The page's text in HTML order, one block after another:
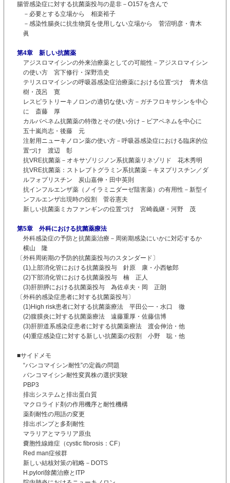
腸管感染症に対する抗菌薬投与の是非－O157を含んで
－必要とする立場から 相楽裕子
－感染性腸炎に抗生物質を使用しない立場から 菅沼明彦・青木
眞
第4章 新しい抗菌薬
アジスロマイシンの外来治療薬としての可能性－アジスロマイシン
の使い方 宮下修行・深野浩史
テリスロマイシンの呼吸器感染症治療薬における位置づけ 青木信
樹・茂呂 寛
レスピラトリーキノロンの適切な使い方－ガチフロキサシンを中心
に 斎藤 厚
カルバペネム抗菌薬の特徴とその使い分け－ビアペネムを中心に
五十嵐尚志・後藤 元
注射用ニューキノロン薬の使い方－呼吸器感染症における臨床的位
置づけ 渡辺 彰
抗VRE抗菌薬－オキサゾリジノン系抗菌薬リネゾリド 花木秀明
抗VRE抗菌薬：ストレプトグラミン系抗菌薬－キヌプリスチン／ダ
ルフォプリスチン 炭山嘉伸・田中英則
抗インフルエンザ薬（ノイラミニダーゼ阻害薬）の有用性－新型イ
ンフルエンザ出現時の役割 菅谷憲夫
新しい抗菌薬ミカファンギンの位置づけ 宮崎義継・河野 茂
第5章 外科における抗菌薬療法
外科感染症の予防と抗菌薬治療－周術期感染にいかに対応するか
横山 隆
〔外科周術期の予防的抗菌薬投与のスタンダード〕
(1)上部消化管における抗菌薬投与 針原 康・小西敏郎
(2)下部消化管における抗菌薬投与 楠 正人
(3)肝胆膵における抗菌薬投与 為佐卓夫・岡 正朗
〔外科的感染症患者に対する抗菌薬投与〕
(1)High risk患者に対する抗菌薬療法 平田公一・水口 徹
(2)腹膜炎に対する抗菌薬療法 遠藤重厚・佐藤信博
(3)肝胆道系感染症患者に対する抗菌薬療法 渡会伸治・他
(4)重症感染症に対する新しい抗菌薬の役割 小野 聡・他
■サイドメモ
“バンコマイシン耐性”の定義の問題
バンコマイシン耐性変異株の選択実験
PBP3
排出システムと排出蛋白質
マクロライド剤の作用機序と耐性機構
薬剤耐性の用語の変更
排出ポンプと多剤耐性
マラリアとマラリア原虫
嚢胞性線維症（cystic fibrosis：CF）
Red man症候群
新しい結核対策の戦略－DOTS
H.pylori除菌治療とITP